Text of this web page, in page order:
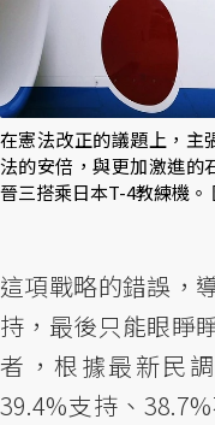
在憲法改正的議題上，主
法的安倍，與更加激進的
晉三搭乘日本T-4教練機。
這項戰略的錯誤，
持，最後只能眼睜
者，根據最新民
39.4%支持、